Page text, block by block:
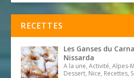
RECETTES
Les Ganses du
Nissarda
A la une, Activité, Alpes-
Dessert, Nice, Recettes,